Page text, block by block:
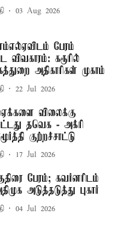
03 Aug 2026
பேரம்
விவகாரம்: கரூரில்
அதிகாரிகள் முகாம்
22 Jul 2026
விலைக்கு
தவெக - அக்ரி
குற்றச்சாட்டு
17 Jul 2026
பேரம்; கவர்னரிடம்
அடுத்தடுத்து புகார்
04 Jul 2026